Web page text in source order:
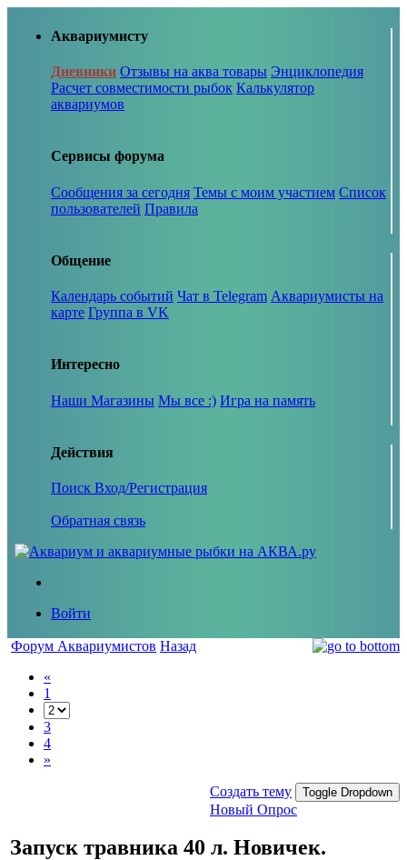
Аквариумисту
Дневники Отзывы на аква товары Энциклопедия
Расчет совместимости рыбок Калькулятор
аквариумов
Сервисы форума
Сообщения за сегодня Темы с моим участием Список
пользователей Правила
Общение
Календарь событий Чат в Telegram Аквариумисты на
карте Группа в VK
Интересно
Наши Магазины Мы все :) Игра на память
Действия
Поиск Вход/Регистрация
Обратная связь
Войти
Форум Аквариумистов Назад
«
1
3
4
»
Создать тему Toggle Dropdown
Новый Опрос
Запуск травника 40 л. Новичек.